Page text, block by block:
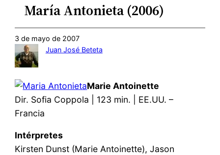
María Antonieta (2006)
3 de mayo de 2007
Juan José Beteta
Marie Antoinette
Dir. Sofia Coppola | 123 min. | EE.UU. –
Francia
Intérpretes
Kirsten Dunst (Marie Antoinette), Jason